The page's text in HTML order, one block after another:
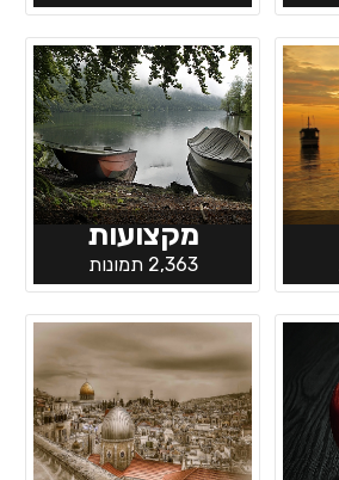
מקצועות
2,363 תמונות